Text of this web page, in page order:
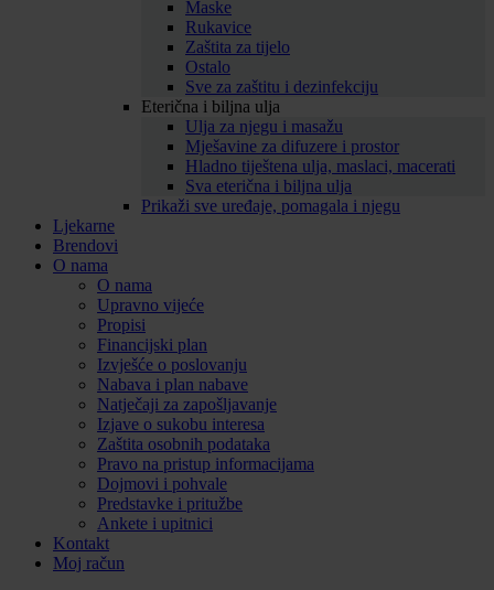
Maske
Rukavice
Zaštita za tijelo
Ostalo
Sve za zaštitu i dezinfekciju
Eterična i biljna ulja
Ulja za njegu i masažu
Mješavine za difuzere i prostor
Hladno tiještena ulja, maslaci, macerati
Sva eterična i biljna ulja
Prikaži sve uređaje, pomagala i njegu
Ljekarne
Brendovi
O nama
O nama
Upravno vijeće
Propisi
Financijski plan
Izvješće o poslovanju
Nabava i plan nabave
Natječaji za zapošljavanje
Izjave o sukobu interesa
Zaštita osobnih podataka
Pravo na pristup informacijama
Dojmovi i pohvale
Predstavke i pritužbe
Ankete i upitnici
Kontakt
Moj račun